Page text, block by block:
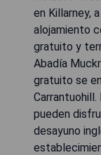
en Killarney,
alojamiento
gratuito y
Abadía
gratuito se
pueden
desayuno